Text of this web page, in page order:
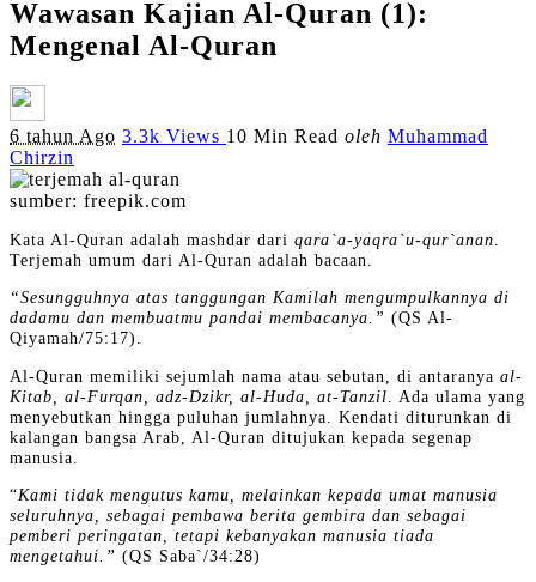
Wawasan Kajian Al-Quran (1):
Mengenal Al-Quran
6 tahun Ago 3.3k Views 10 Min Read Posted
oleh Muhammad
Chirzin
sumber: freepik.com
Kata Al-Quran adalah mashdar dari qara`a-yaqra`u-qur`anan
Terjemah umum dari Al-Quran adalah bacaan.
“Sesungguhnya atas tanggungan Kamilah mengumpulkannya di
dadamu dan membuatmu pandai membacanya.” (QS Al-
Qiyamah/75:17).
Al-Quran memiliki sejumlah nama atau sebutan, di antaranya al-
Kitab, al-Furqan, adz-Dzikr, al-Huda, at-Tanzil . Ada ulama yang
menyebutkan hingga puluhan jumlahnya. Kendati diturunkan di
kalangan bangsa Arab, Al-Quran ditujukan kepada segenap
manusia.
“Kami tidak mengutus kamu, melainkan kepada umat manusia
seluruhnya, sebagai pembawa berita gembira dan sebagai
pemberi peringatan, tetapi kebanyakan manusia tiada
mengetahui.” (QS Saba`/34:28)